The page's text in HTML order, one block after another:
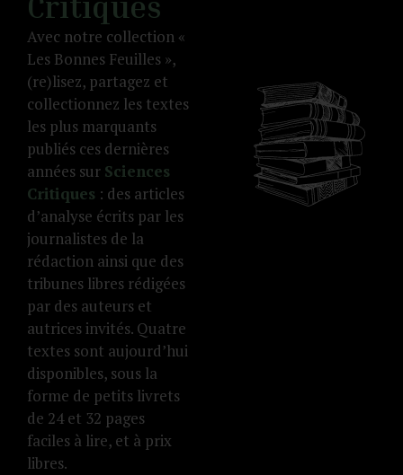
Avec notre collection «
Les Bonnes Feuilles »,
(re)lisez, partagez et
collectionnez les textes
les plus marquants
publiés ces dernières
années sur Sciences
Critiques : des articles
d’analyse écrits par les
journalistes de la
rédaction ainsi que des
tribunes libres rédigées
par des auteurs et
autrices invités. Quatre
textes sont aujourd’hui
disponibles, sous la
forme de petits livrets
de 24 et 32 pages
faciles à lire, et à prix
libres.